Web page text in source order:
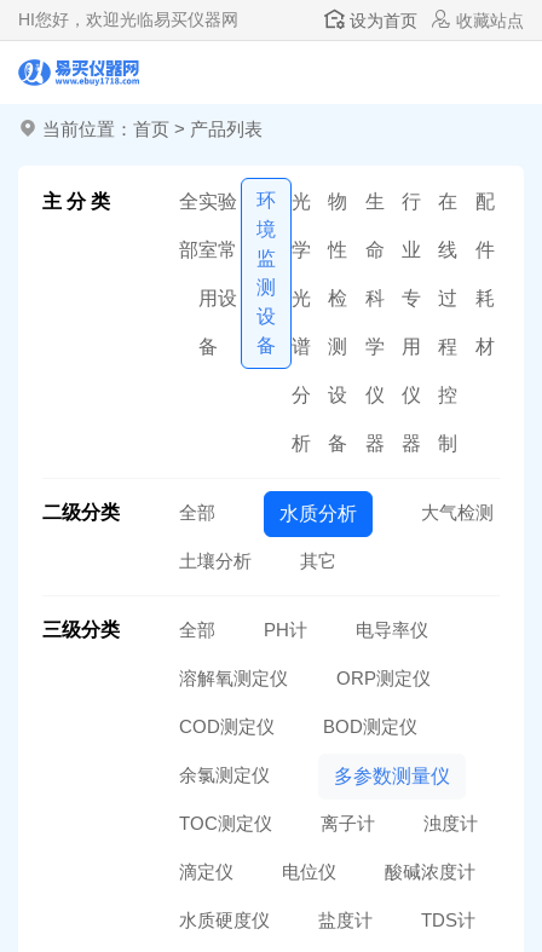
HI您好，欢迎光临易买仪器网 设为首页 收藏站点
当前位置： 首页 > 产品列表
主 分 类 全
部
实验
室常
用设
备
环
境
监
测
设
备
光
学
光
谱
分
析
物
性
检
测
设
备
生
命
科
学
仪
器
行
业
专
用
仪
器
在
线
过
程
控
制
配
件
耗
材
二级分类 全部 水质分析 大气检测
土壤分析 其它
三级分类 全部 PH计 电导率仪
溶解氧测定仪 ORP测定仪
COD测定仪 BOD测定仪
余氯测定仪 多参数测量仪
TOC测定仪 离子计 浊度计
滴定仪 电位仪 酸碱浓度计
水质硬度仪 盐度计 TDS计